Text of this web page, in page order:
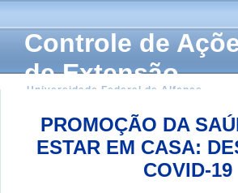
Controle de
de Extensão
Universidade Federal de Alfenas
PROMOÇÃO DA
ESTAR EM CASA:
COVID-19